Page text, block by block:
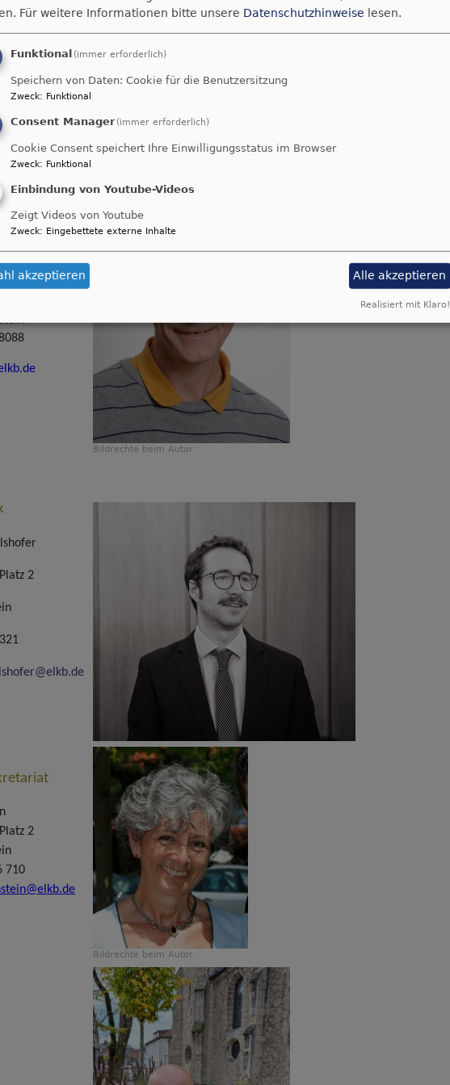
60 14
und
(0,5)
Bildrechte beim Autor
2
2
710
Bildrechte beim Autor
Für weitere Informationen bitte unsere Datenschutzhinweise lesen.
Funktional (immer erforderlich)
Speichern von Daten: Cookie für die Benutzersitzung
Zweck: Funktional
Consent Manager (immer erforderlich)
Cookie Consent speichert Ihre Einwilligungsstatus im Browser
Zweck: Funktional
Einbindung von Youtube-Videos
Zeigt Videos von Youtube
Zweck: Eingebettete externe Inhalte
akzeptieren Alle akzeptieren
Realisiert mit Klaro!